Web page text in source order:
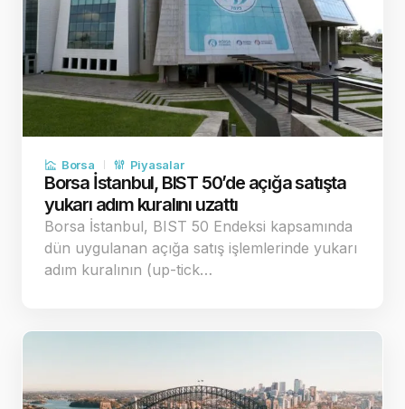
Borsa Piyasalar
Borsa İstanbul, BIST 50’de açığa satışta
yukarı adım kuralını uzattı
Borsa İstanbul, BIST 50 Endeksi kapsamında
dün uygulanan açığa satış işlemlerinde yukarı
adım kuralının (up-tick…